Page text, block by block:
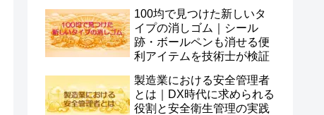
100均で見つけた新しいタ
イプの消しゴム｜シール
跡・ボールペンも消せる便
利アイテムを技術士が検証
製造業における安全管理者
とは｜DX時代に求められる
役割と安全衛生管理の実践